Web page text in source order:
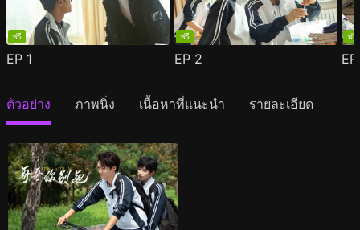
ฟรี
EP 1
ฟรี
EP 2
ฟรี
ตัวอย่าง ภาพนิ่ง เนื้อหาที่แนะนำ รายละเอียด